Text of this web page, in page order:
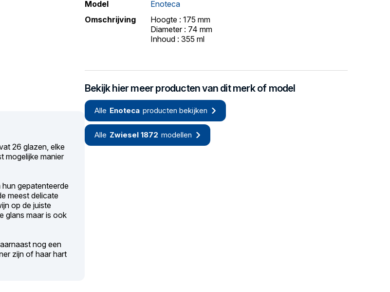
26 glazen, elke
mogelijke manier
gepatenteerde
meest delicate
op de juiste
glans maar is ook
nog een
zijn of haar hart
Model
Enoteca
Omschrijving
Hoogte : 175 mm
Diameter : 74 mm
Inhoud : 355 ml
Bekijk hier meer producten van dit merk of model
Alle Enoteca producten bekijken
Alle Zwiesel 1872 modellen